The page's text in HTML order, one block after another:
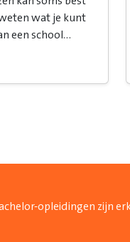
wat je kunt
een school
opleidingen zijn